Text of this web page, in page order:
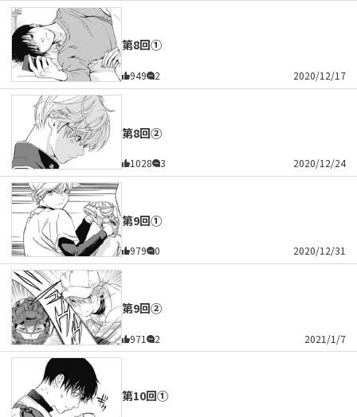
第8回①
949 2 2020/12/17
第8回②
1028 3 2020/12/24
第9回①
979 0 2020/12/31
第9回②
971 2 2021/1/7
第10回①